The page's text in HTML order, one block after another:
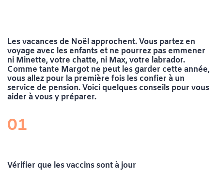
Les vacances de Noël approchent. Vous partez en
voyage avec les enfants et ne pourrez pas emmener
ni Minette, votre chatte, ni Max, votre labrador.
Comme tante Margot ne peut les garder cette année,
vous allez pour la première fois les confier à un
service de pension. Voici quelques conseils pour vous
aider à vous y préparer.
01
Vérifier que les vaccins sont à jour